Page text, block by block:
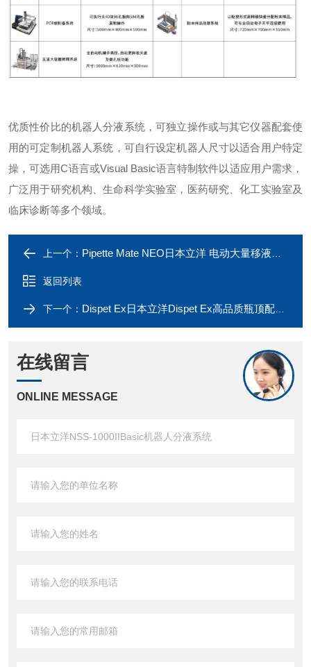
优质性价比的机器人分液系统，可独立操作或与其它仪器配套使
用的可定制机器人系统​， 可自行设定机器人尺寸以适合用户特定
操，可选用C语言或Visual Basic语言特制软件以适应用户需求，
广泛用于研究机构、生命科学实验室，医药研究、化工实验室及
临床诊断等多个领域。
上一个： Pipette Mate NEO日本立洋 电动大量移液器Pipette Mate NEO
返回列表
下一个： Dispet Ex日本立洋Dispet Ex高品质瓶顶配液器
在线留言
ONLINE MESSAGE